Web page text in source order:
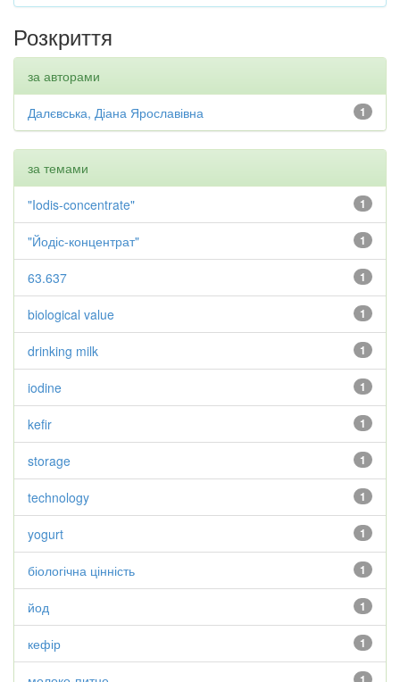
Розкриття
за авторами
1
Далєвська, Діана Ярославівна
за темами
1
"Iodis-concentrate"
1
"Йодіс-концентрат"
1
63.637
1
biological value
1
drinking milk
1
iodine
1
kefir
1
storage
1
technology
1
yogurt
1
біологічна цінність
1
йод
1
кефір